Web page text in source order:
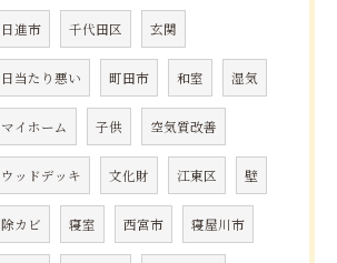
日進市 千代田区 玄関
日当たり悪い 町田市 和室 湿気
マイホーム 子供 空気質改善
ウッドデッキ 文化財 江東区 壁
除カビ 寝室 西宮市 寝屋川市